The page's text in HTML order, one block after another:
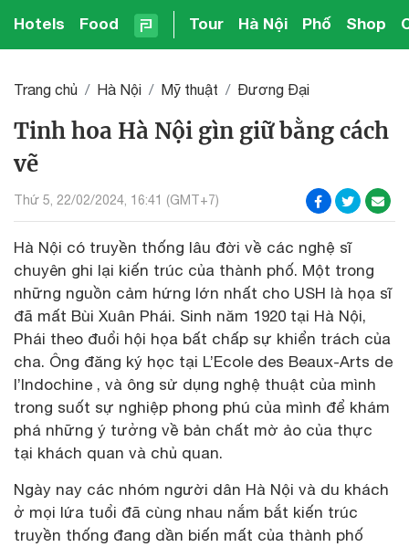
Hotels Food Tour Hà Nội Phố Shop
Trang chủ Hà Nội Mỹ thuật Đương Đại
Tinh hoa Hà Nội gìn giữ bằng cách
vẽ
Thứ 5, 22/02/2024, 16:41 (GMT+7)
Hà Nội có truyền thống lâu đời về các nghệ sĩ
chuyên ghi lại kiến ​​trúc của thành phố. Một trong
những nguồn cảm hứng lớn nhất cho USH là họa sĩ
đã mất Bùi Xuân Phái. Sinh năm 1920 tại Hà Nội,
Phái theo đuổi hội họa bất chấp sự khiển trách của
cha. Ông đăng ký học tại L’Ecole des Beaux-Arts de
l’Indochine , và ông sử dụng nghệ thuật của mình
trong suốt sự nghiệp phong phú của mình để khám
phá những ý tưởng về bản chất mờ ảo của thực
tại khách quan và chủ quan.
Ngày nay các nhóm người dân Hà Nội và du khách
ở mọi lứa tuổi đã cùng nhau nắm bắt kiến ​​trúc
truyền thống đang dần biến mất của thành phố